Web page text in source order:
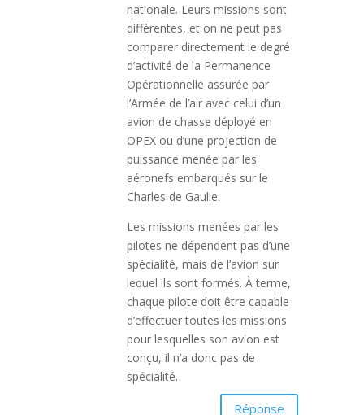
nationale. Leurs missions sont
différentes, et on ne peut pas
comparer directement le degré
d’activité de la Permanence
Opérationnelle assurée par
l’Armée de l’air avec celui d’un
avion de chasse déployé en
OPEX ou d’une projection de
puissance menée par les
aéronefs embarqués sur le
Charles de Gaulle.
Les missions menées par les
pilotes ne dépendent pas d’une
spécialité, mais de l’avion sur
lequel ils sont formés. À terme,
chaque pilote doit être capable
d’effectuer toutes les missions
pour lesquelles son avion est
conçu, il n’a donc pas de
spécialité.
Réponse